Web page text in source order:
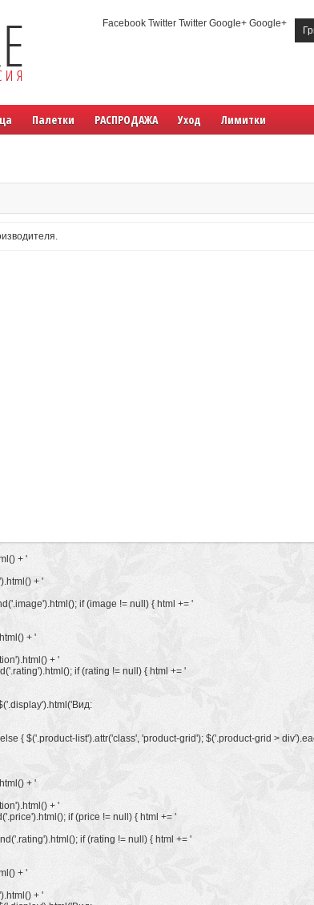
Facebook Twitter Twitter Google+ Google+
Палетки РАСПРОДАЖА Уход Лимитки
+ '
+ '
if (image != null) { html += '
+ '
+ '
if (rating != null) { html += '
Вид:
{ $('.product-list').attr('class', 'product-grid'); $('.product-grid >
+ '
+ '
if (price != null) { html += '
if (rating != null) { html += '
+ '
+ '